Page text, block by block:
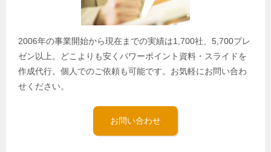
2006年の事業開始から現在までの実績は1,700社、5,700プレ
ゼン以上。どこよりも安くパワーポイント資料・スライドを
作成代行。個人でのご依頼も可能です。お気軽にお問い合わ
せください。
お問い合わせ